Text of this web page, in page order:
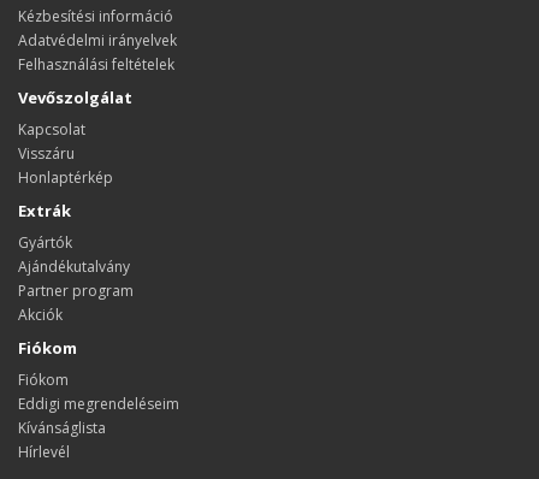
Kézbesítési információ
Adatvédelmi irányelvek
Felhasználási feltételek
Vevőszolgálat
Kapcsolat
Visszáru
Honlaptérkép
Extrák
Gyártók
Ajándékutalvány
Partner program
Akciók
Fiókom
Fiókom
Eddigi megrendeléseim
Kívánságlista
Hírlevél